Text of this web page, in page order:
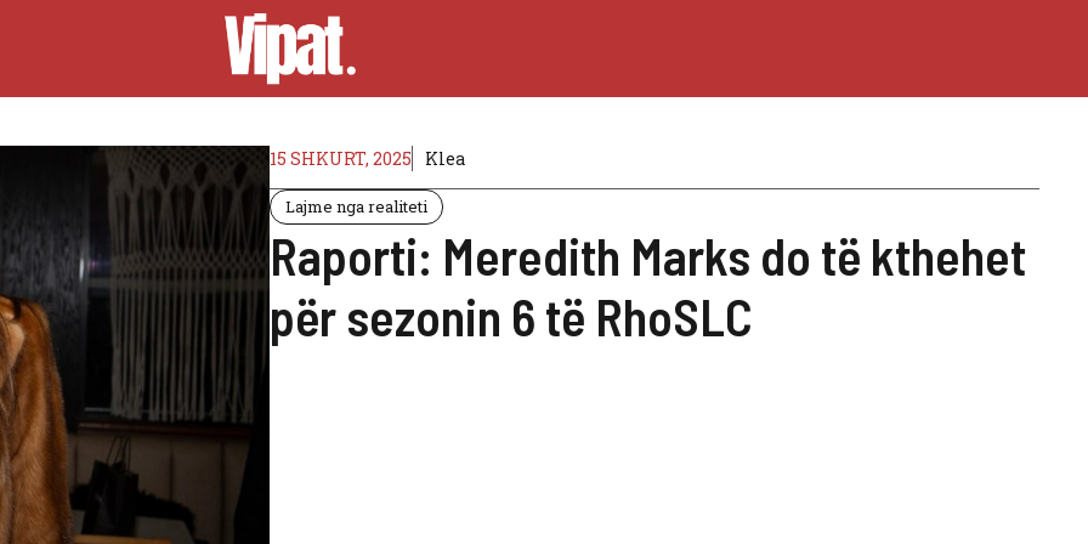
15 SHKURT, 2025 Klea
Lajme nga realiteti
Raporti: Meredith Marks do të kthehet
për sezonin 6 të RhoSLC